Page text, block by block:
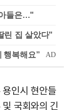
들은…"
린 집 살았다"
인시 현안들
국회와의 긴